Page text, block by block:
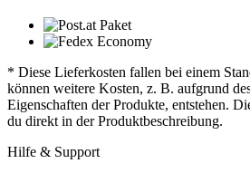
* Diese Lieferkosten fallen bei einem
können weitere Kosten, z. B. aufgrund
Eigenschaften der Produkte, entstehen.
du direkt in der Produktbeschreibung.
Hilfe & Support